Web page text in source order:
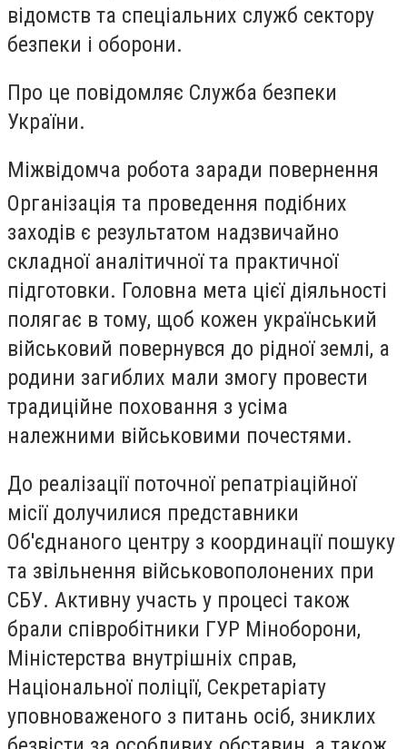
відомств та спеціальних служб сектору
безпеки і оборони.
Про це повідомляє Служба безпеки
України.
Міжвідомча робота заради повернення
Організація та проведення подібних
заходів є результатом надзвичайно
складної аналітичної та практичної
підготовки. Головна мета цієї діяльності
полягає в тому, щоб кожен український
військовий повернувся до рідної землі, а
родини загиблих мали змогу провести
традиційне поховання з усіма
належними військовими почестями.
До реалізації поточної репатріаційної
місії долучилися представники
Об'єднаного центру з координації пошуку
та звільнення військовополонених при
СБУ. Активну участь у процесі також
брали співробітники ГУР Міноборони,
Міністерства внутрішніх справ,
Національної поліції, Секретаріату
уповноваженого з питань осіб, зниклих